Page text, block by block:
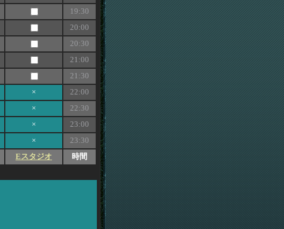
19:30
20:00
20:30
21:00
21:30
×
22:00
×
22:30
×
23:00
×
23:30
Eスタジオ 時間